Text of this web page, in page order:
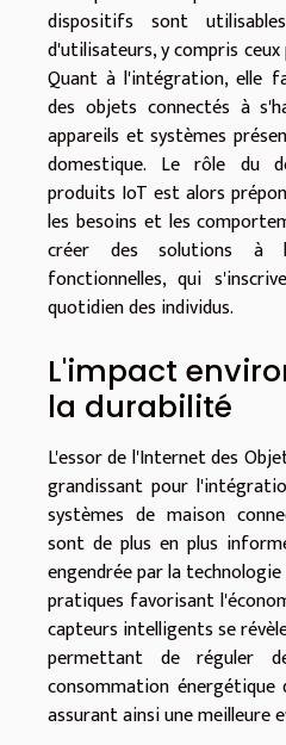
dispositifs sont
d'utilisateurs, y compris
Quant à l'intégration, elle
des objets connectés à
appareils et systèmes
domestique. Le rôle du
produits IoT est alors
les besoins et les
créer des solutions à
fonctionnelles, qui
quotidien des individus.
L'impact
la durabilité
L'essor de l'Internet des
grandissant pour
systèmes de maison
sont de plus en plus
engendrée par la
pratiques favorisant
capteurs intelligents se
permettant de réguler
consommation énergétique
assurant ainsi une meilleure